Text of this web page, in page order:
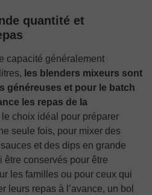
quantité et
capacité généralement
les blenders mixeurs sont
généreuses et pour le batch
les repas de la
le choix idéal pour préparer
seule fois, pour mixer des
et des dips en grande
être conservés pour être
les familles ou pour ceux qui
leurs repas à l’avance, un bol